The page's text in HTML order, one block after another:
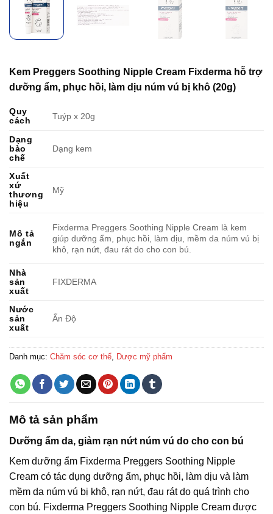
Kem Preggers Soothing Nipple Cream Fixderma hỗ trợ
dưỡng ẩm, phục hồi, làm dịu núm vú bị khô (20g)
Quy
cách
Tuýp x 20g
Dạng
bào
chế
Dạng kem
Xuất
xứ
thương
hiệu
Mỹ
Mô tả
ngắn
Fixderma Preggers Soothing Nipple Cream là kem
giúp dưỡng ẩm, phục hồi, làm dịu, mềm da núm vú bị
khô, rạn nứt, đau rát do cho con bú.
Nhà
sản
xuất
FIXDERMA
Nước
sản
xuất
Ấn Độ
Danh mục: Chăm sóc cơ thể, Dược mỹ phẩm
Mô tả sản phẩm
Dưỡng ẩm da, giảm rạn nứt núm vú do cho con bú
Kem dưỡng ẩm Fixderma Preggers Soothing Nipple
Cream có tác dụng dưỡng ẩm, phục hồi, làm dịu và làm
mềm da núm vú bị khô, rạn nứt, đau rát do quá trình cho
con bú. Fixderma Preggers Soothing Nipple Cream được